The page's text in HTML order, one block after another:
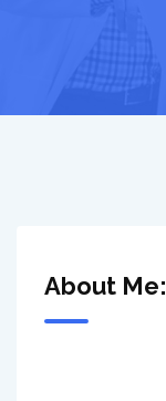
About Me: